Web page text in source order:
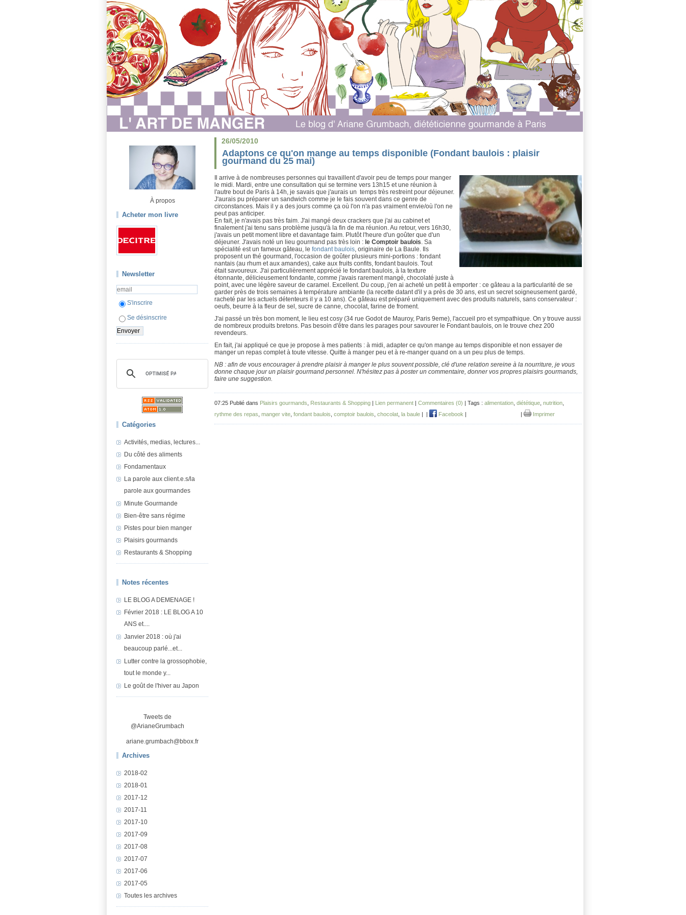
À propos
Acheter mon livre
Newsletter
S'inscrire
Se désinscrire
Catégories
Activités, medias, lectures...
Du côté des aliments
Fondamentaux
La parole aux client.e.s/la
parole aux gourmandes
Minute Gourmande
Bien-être sans régime
Pistes pour bien manger
Plaisirs gourmands
Restaurants & Shopping
Notes récentes
LE BLOG A DEMENAGE !
Février 2018 : LE BLOG A 10
ANS et....
Janvier 2018 : où j'ai
beaucoup parlé...et...
Lutter contre la grossophobie,
tout le monde y...
Le goût de l'hiver au Japon
Tweets de
@ArianeGrumbach
ariane.grumbach@bbox.fr
Archives
2018-02
2018-01
2017-12
2017-11
2017-10
2017-09
2017-08
2017-07
2017-06
2017-05
Toutes les archives
26/05/2010
Adaptons ce qu'on mange au temps disponible (Fondant baulois : plaisir
gourmand du 25 mai)
Il arrive à de nombreuses personnes qui travaillent d'avoir peu de temps pour manger
le midi. Mardi, entre une consultation qui se termine vers 13h15 et une réunion à
l'autre bout de Paris à 14h, je savais que j'aurais un temps très restreint pour déjeuner.
J'aurais pu préparer un sandwich comme je le fais souvent dans ce genre de
circonstances. Mais il y a des jours comme ça où l'on n'a pas vraiment envie/où l'on ne
peut pas anticiper.
En fait, je n'avais pas très faim. J'ai mangé deux crackers que j'ai au cabinet et
finalement j'ai tenu sans problème jusqu'à la fin de ma réunion. Au retour, vers 16h30,
j'avais un petit moment libre et davantage faim. Plutôt l'heure d'un goûter que d'un
déjeuner. J'avais noté un lieu gourmand pas très loin : le Comptoir baulois. Sa
spécialité est un fameux gâteau, le fondant baulois, originaire de La Baule. Ils
proposent un thé gourmand, l'occasion de goûter plusieurs mini-portions : fondant
nantais (au rhum et aux amandes), cake aux fruits confits, fondant baulois. Tout
était savoureux. J'ai particulièrement apprécié le fondant baulois, à la texture
étonnante, délicieusement fondante, comme j'avais rarement mangé, chocolaté juste à
point, avec une légère saveur de caramel. Excellent. Du coup, j'en ai acheté un petit à emporter : ce gâteau a la particularité de se
garder près de trois semaines à température ambiante (la recette datant d'il y a près de 30 ans, est un secret soigneusement gardé,
racheté par les actuels détenteurs il y a 10 ans). Ce gâteau est préparé uniquement avec des produits naturels, sans conservateur :
oeufs, beurre à la fleur de sel, sucre de canne, chocolat, farine de froment.
J'ai passé un très bon moment, le lieu est cosy (34 rue Godot de Mauroy, Paris 9eme), l'accueil pro et sympathique. On y trouve aussi
de nombreux produits bretons. Pas besoin d'être dans les parages pour savourer le Fondant baulois, on le trouve chez 200
revendeurs.
En fait, j'ai appliqué ce que je propose à mes patients : à midi, adapter ce qu'on mange au temps disponible et non essayer de
manger un repas complet à toute vitesse. Quitte à manger peu et à re-manger quand on a un peu plus de temps.
NB : afin de vous encourager à prendre plaisir à manger le plus souvent possible, clé d'une relation sereine à la nourriture, je vous
donne chaque jour un plaisir gourmand personnel. N'hésitez pas à poster un commentaire, donner vos propres plaisirs gourmands,
faire une suggestion.
07:25 Publié dans Plaisirs gourmands Restaurants & Shopping | Lien permanent | Commentaires (0) | Tags : alimentation diététique nutrition
rythme des repas manger vite fondant baulois comptoir baulois chocolat la baule | | Facebook | | Imprimer